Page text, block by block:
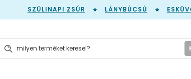
SZÜLINAPI ZSÚR LÁNYBÚCSÚ